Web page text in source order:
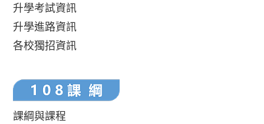
升學考試資訊
升學進路資訊
各校獨招資訊
課綱與課程